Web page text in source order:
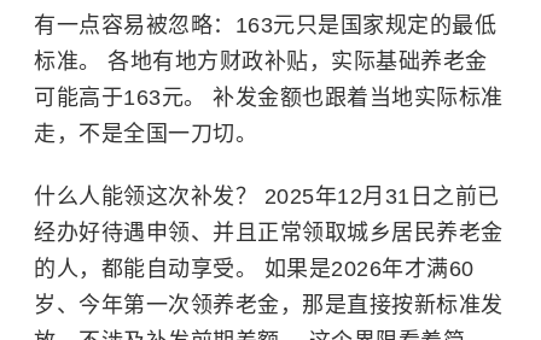
有一点容易被忽略：163元只是国家规定的最低
标准。 各地有地方财政补贴，实际基础养老金
可能高于163元。 补发金额也跟着当地实际标准
走，不是全国一刀切。
什么人能领这次补发？ 2025年12月31日之前已
经办好待遇申领、并且正常领取城乡居民养老金
的人，都能自动享受。 如果是2026年才满60
岁、今年第一次领养老金，那是直接按新标准发